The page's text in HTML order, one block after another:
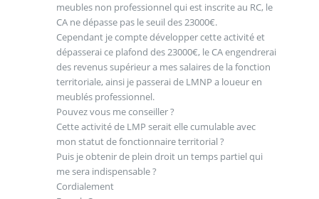
meubles non professionnel qui est inscrite au RC, le
CA ne dépasse pas le seuil des 23000€.
Cependant je compte développer cette activité et
dépasserai ce plafond des 23000€, le CA engendrerai
des revenus supérieur a mes salaires de la fonction
territoriale, ainsi je passerai de LMNP a loueur en
meublés professionnel.
Pouvez vous me conseiller ?
Cette activité de LMP serait elle cumulable avec
mon statut de fonctionnaire territorial ?
Puis je obtenir de plein droit un temps partiel qui
me sera indispensable ?
Cordialement